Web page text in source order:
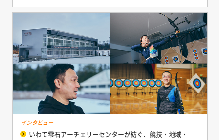
インタビュー
いわて雫石アーチェリーセンターが紡ぐ、競技・地域・